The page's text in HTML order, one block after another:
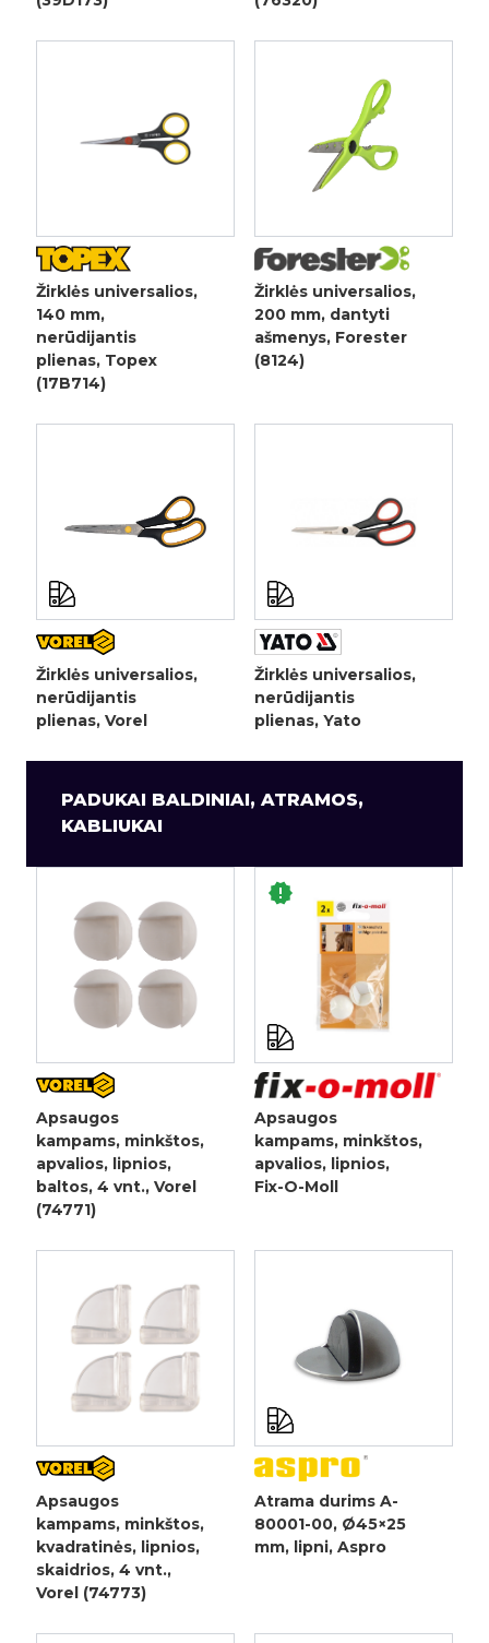
Žirklės universalios,
140 mm,
nerūdijantis
plienas, Topex
(17B714)
Žirklės universalios,
200 mm, dantyti
ašmenys, Forester
(8124)
Žirklės universalios,
nerūdijantis
plienas, Vorel
Žirklės universalios,
nerūdijantis
plienas, Yato
PADUKAI BALDINIAI, ATRAMOS,
KABLIUKAI
Apsaugos
kampams, minkštos,
apvalios, lipnios,
baltos, 4 vnt., Vorel
(74771)
Apsaugos
kampams, minkštos,
apvalios, lipnios,
Fix-O-Moll
Apsaugos
kampams, minkštos,
kvadratinės, lipnios,
skaidrios, 4 vnt.,
Vorel (74773)
Atrama durims A-
80001-00, Ø45×25
mm, lipni, Aspro